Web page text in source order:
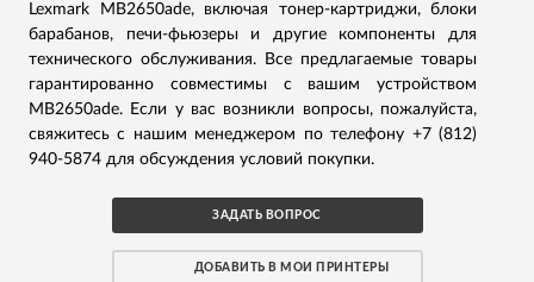
Lexmark MB2650ade, включая тонер-картриджи, блоки
барабанов, печи-фьюзеры и другие компоненты для
технического обслуживания. Все предлагаемые товары
гарантированно совместимы с вашим устройством
MB2650ade. Если у вас возникли вопросы, пожалуйста,
свяжитесь с нашим менеджером по телефону +7 (812)
940-5874 для обсуждения условий покупки.
ЗАДАТЬ ВОПРОС
ДОБАВИТЬ В МОИ ПРИНТЕРЫ